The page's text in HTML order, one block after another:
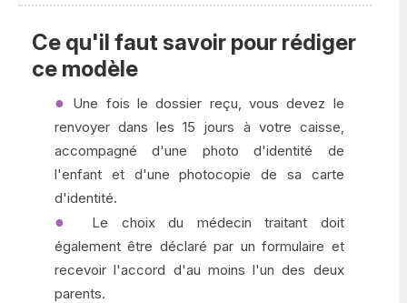
Ce qu'il faut savoir pour rédiger
ce modèle
Une fois le dossier reçu, vous devez le
renvoyer dans les 15 jours à votre caisse,
accompagné d'une photo d'identité de
l'enfant et d'une photocopie de sa carte
d'identité.
Le choix du médecin traitant doit
également être déclaré par un formulaire et
recevoir l'accord d'au moins l'un des deux
parents.